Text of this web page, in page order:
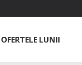
OFERTELE LUNII